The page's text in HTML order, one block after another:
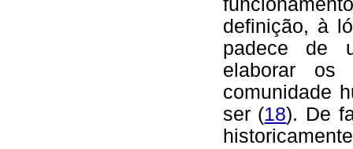
definição, à
padece de
elaborar os
comunidade
ser (18). De